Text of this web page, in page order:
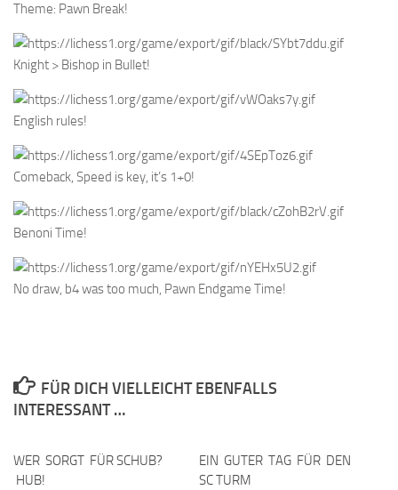
Theme: Pawn Break!
Knight > Bishop in Bullet!
English rules!
Comeback, Speed is key, it’s 1+0!
Benoni Time!
No draw, b4 was too much, Pawn Endgame Time!
FÜR DICH VIELLEICHT EBENFALLS
INTERESSANT …
WER SORGT FÜR SCHUB?
HUB!
EIN GUTER TAG FÜR DEN
SC TURM